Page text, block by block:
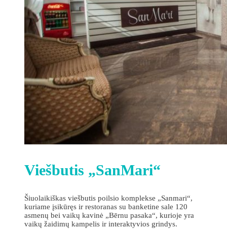
Viešbutis „SanMari“
Šiuolaikiškas viešbutis poilsio komplekse „Sanmari“,
kuriame įsikūręs ir restoranas su banketine sale 120
asmenų bei vaikų kavinė „Bērnu pasaka“, kurioje yra
vaikų žaidimų kampelis ir interaktyvios grindys.